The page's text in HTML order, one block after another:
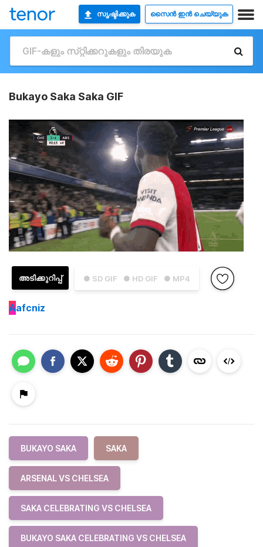
സൃഷ്ടിക്കുക സൈൻ ഇൻ ചെയ്യുക
Bukayo Saka Saka GIF
● SD GIF ● HD GIF ● MP4
അടിക്കുറിപ്പ്
Aafcniz
BUKAYO SAKA SAKA
ARSENAL VS CHELSEA
SAKA CELEBRATING VS CHELSEA
BUKAYO SAKA CELEBRATING VS CHELSEA